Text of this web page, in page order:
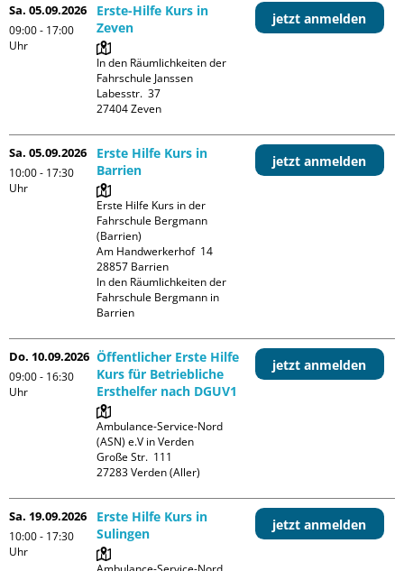
Sa. 05.09.2026
09:00 - 17:00
Uhr
Erste-Hilfe Kurs in
Zeven
In den Räumlichkeiten der
Fahrschule Janssen
Labesstr.  37
jetzt anmelden
Sa. 05.09.2026
10:00 - 17:30
Uhr
Erste Hilfe Kurs in
Barrien
Erste Hilfe Kurs in der
Fahrschule Bergmann
(Barrien)
Am Handwerkerhof  14
28857 Barrien
In den Räumlichkeiten der
Fahrschule Bergmann in
Barrien
jetzt anmelden
Do. 10.09.2026
09:00 - 16:30
Uhr
Öffentlicher Erste Hilfe
Kurs für Betriebliche
Ersthelfer nach DGUV1
Ambulance-Service-Nord
(ASN) e.V in Verden
Große Str.  111
jetzt anmelden
Sa. 19.09.2026
10:00 - 17:30
Uhr
Erste Hilfe Kurs in
Sulingen
jetzt anmelden